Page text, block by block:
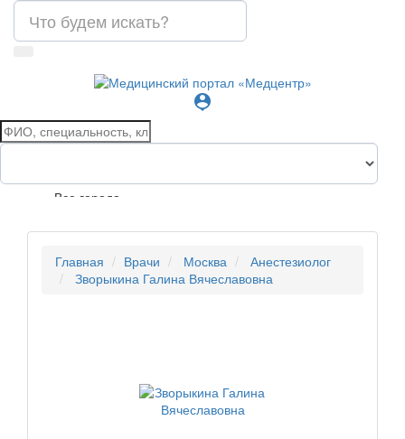
person_pin
Все города
Главная Врачи Москва
Анестезиолог
Зворыкина Галина Вячеславовна